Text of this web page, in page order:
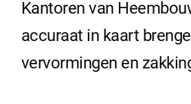
Kantoren van
accuraat in kaart
vervormingen en